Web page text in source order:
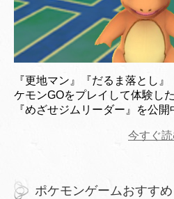
『更地マン』『だるま落とし
ケモンGOをプレイして体験し
『めざせジムリーダー』を公開
今すぐ読
ポケモンゲームおすすめ